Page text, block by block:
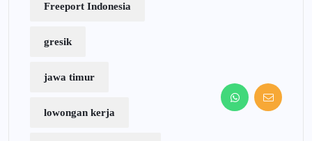
Freeport Indonesia
gresik
jawa timur
lowongan kerja